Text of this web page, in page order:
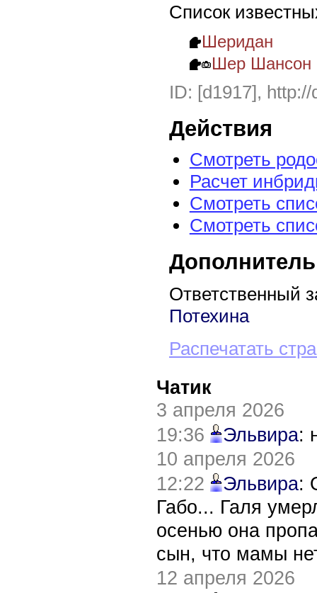
Список
Шеридан
Шер Шансон
ID: [d1917],
Действия
Смотреть
Расчет
Смотреть
Смотреть
Ответственный
Потехина
Распечатать
Чатик
3 апреля 2026
19:36
Эльвира:
10 апреля 2026
12:22
Эльвира:
Габо... Галя
осенью она
сын, что мамы
12 апреля 2026